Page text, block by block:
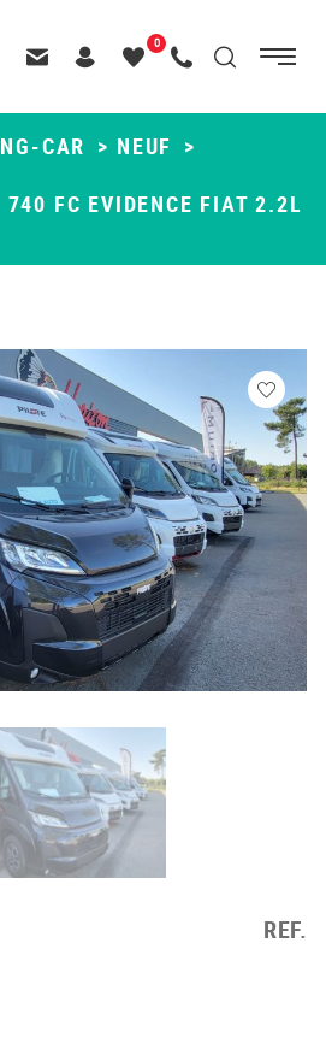
Passer
contenu
Menu
principal
Menu
Recherche
0
CAR > NEUF >
740 FC EVIDENCE FIAT 2.2L
Veuillez
vous
REF.